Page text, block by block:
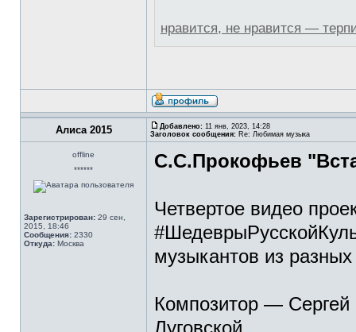
нравится, не нравится —
Алиса 2015 Добавлено: 11 янв, 2023, 14:28
Заголовок сообщения: Re: Любимая музыка
offline
******
Зарегистрирован: 29 сен,
2015, 18:46
Сообщения: 2330
Откуда: Москва
С.С.Прокофьев
Четвертое видео
музыкантов из
Композитор —
Луговской.